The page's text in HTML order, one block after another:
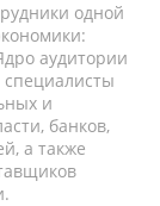
одной
аудитории
и
банков,
а также